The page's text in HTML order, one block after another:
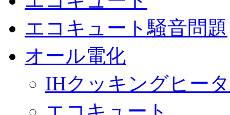
エコキュート騒音問題
オール電化
IHクッキングヒー